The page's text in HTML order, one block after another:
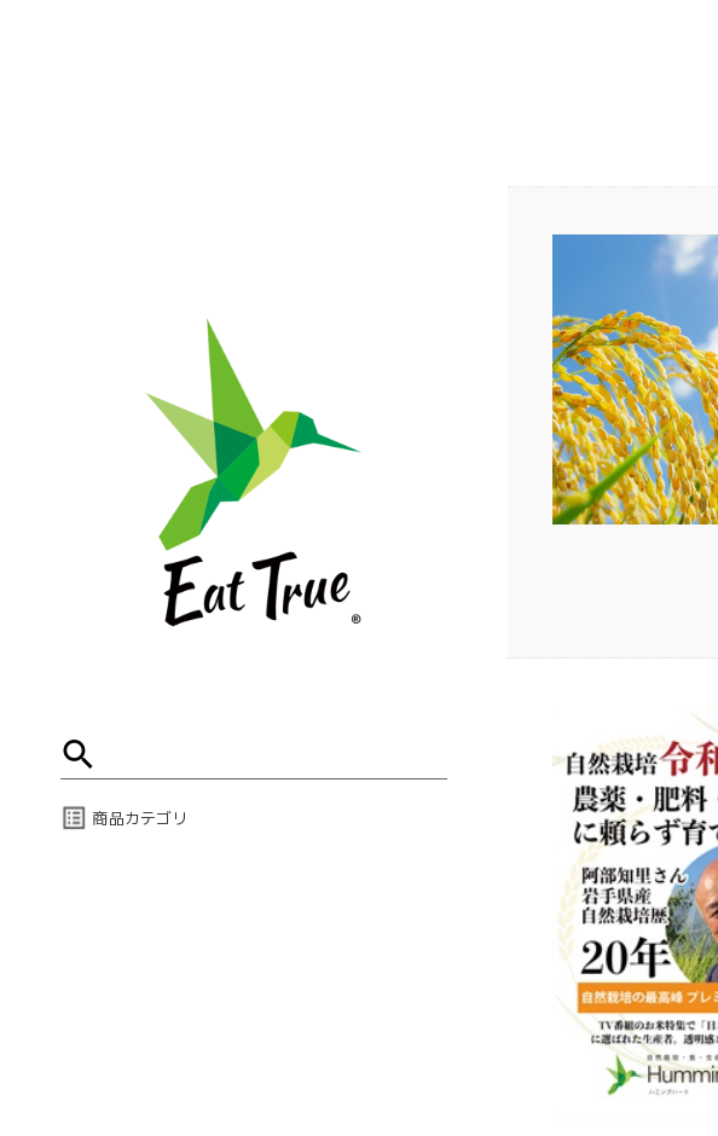
自然栽培の野菜・果物・お米の宅配通販｜自然栽培専門店ハミングバード
商品カテゴリ